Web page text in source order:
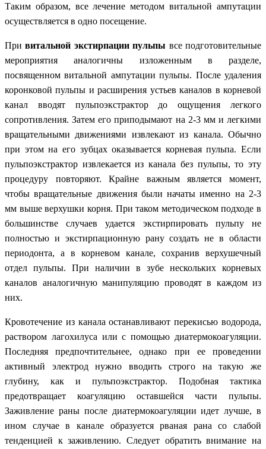
Таким образом, все лечение методом витальной ампутации
осуществляется в одно посещение.
Привитальной экстирпации пульпы все подготовительные
мероприятия аналогичны изложенным в разделе,
посвященном витальной ампутации пульпы. После удаления
коронковой пульпы и расширения устьев каналов в корневой
канал вводят пульпоэкстрактор до ощущения легкого
сопротивления. Затем его приподымают на 2-3 мм и легкими
вращательными движениями извлекают из канала. Обычно
при этом на его зубцах оказывается корневая пульпа. Если
пульпоэкстрактор извлекается из канала без пульпы, то эту
процедуру повторяют. Крайне важным является момент,
чтобы вращательные движения были начаты именно на 2-3
мм выше верхушки корня. При таком методическом подходе в
большинстве случаев удается экстирпировать пульпу не
полностью и экстирпационную рану создать не в области
периодонта, а в корневом канале, сохранив верхушечный
отдел пульпы. При наличии в зубе нескольких корневых
каналов аналогичную манипуляцию проводят в каждом из
них.
Кровотечение из канала останавливают перекисью водорода,
раствором лагохилуса или с помощью диатермокоагуляции.
Последняя предпочтительнее, однако при ее проведении
активный электрод нужно вводить строго на такую же
глубину, как и пульпоэкстрактор. Подобная тактика
предотвращает коагуляцию оставшейся части пульпы.
Заживление раны после диатермокоагуляции идет лучше, в
ином случае в канале образуется рваная рана со слабой
тенденцией к заживлению. Следует обратить внимание на